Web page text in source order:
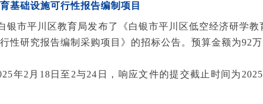
基础设施可行性报告编制项目
银市平川区教育局发布了《白银市平川区低空经济研学教
性研究报告编制采购项目》的招标公告。预算金额为92万
年2月18日至2与24日，响应文件的提交截止时间为